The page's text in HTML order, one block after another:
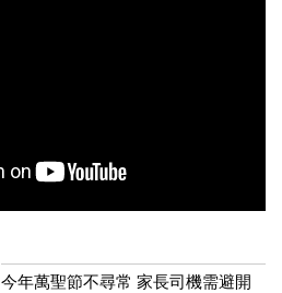
今年萬聖節不尋常 家長司機需避開